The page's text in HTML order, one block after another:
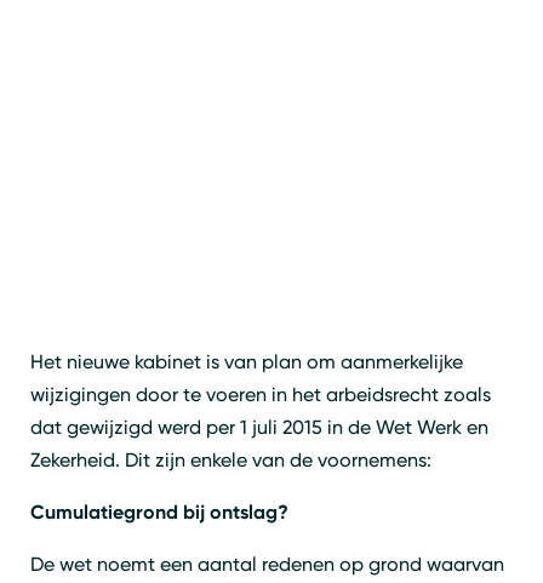
Het nieuwe kabinet is van plan om aanmerkelijke
wijzigingen door te voeren in het arbeidsrecht zoals
dat gewijzigd werd per 1 juli 2015 in de Wet Werk en
Zekerheid. Dit zijn enkele van de voornemens:
Cumulatiegrond bij ontslag?
De wet noemt een aantal redenen op grond waarvan